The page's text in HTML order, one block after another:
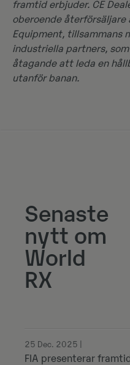
framtid erbjuder. CE
oberoende återförsäljare
Equipment, tillsammans
industriella partners,
åtagande att leda en
utanför banan.
Senaste
nytt om
World
RX
25 Dec. 2025 |
FIA presenterar